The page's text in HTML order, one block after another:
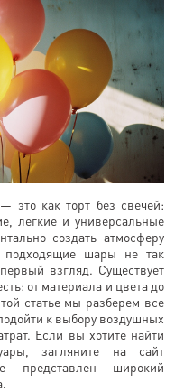
это как торт без свечей:
легкие и универсальные
создать атмосферу
подходящие шары не так
взгляд. Существует
от материала и цвета до
статье мы разберем все
к выбору воздушных
Если вы хотите найти
загляните на сайт
представлен широкий